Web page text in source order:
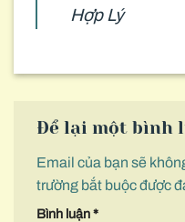
Hợp Lý
Để lại một bình
Email của bạn sẽ
trường bắt buộc được
Bình luận*